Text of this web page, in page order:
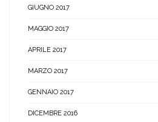
GIUGNO 2017
MAGGIO 2017
APRILE 2017
MARZO 2017
GENNAIO 2017
DICEMBRE 2016